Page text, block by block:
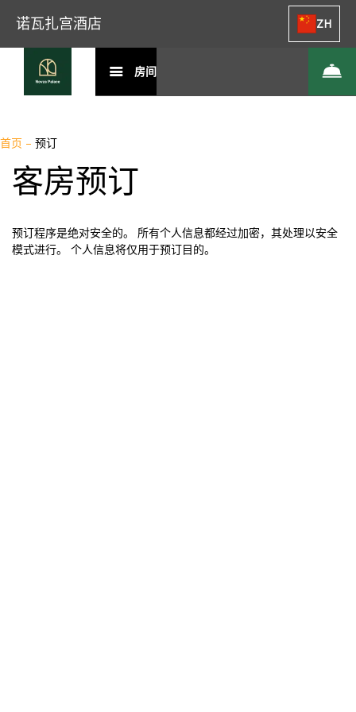
诺瓦扎宫酒店 ZH
房间
首页 – 预订
客房预订
预订程序是绝对安全的。 所有个人信息都经过加密，其处理以安全
模式进行。 个人信息将仅用于预订目的。